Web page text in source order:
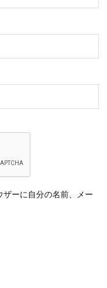
ーに自分の名前、メー